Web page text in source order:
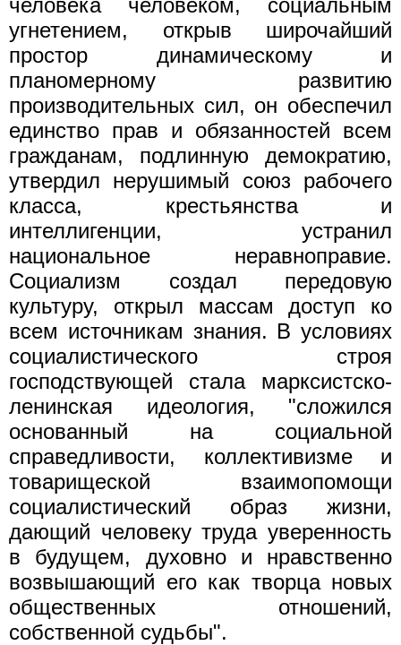
угнетением, открыв широчайший
простор динамическому и
планомерному развитию
производительных сил, он обеспечил
единство прав и обязанностей всем
гражданам, подлинную демократию,
утвердил нерушимый союз рабочего
класса, крестьянства и
интеллигенции, устранил
национальное неравноправие.
Социализм создал передовую
культуру, открыл массам доступ ко
всем источникам знания. В условиях
социалистического строя
господствующей стала марксистско-
ленинская идеология, "сложился
основанный на социальной
справедливости, коллективизме и
товарищеской взаимопомощи
социалистический образ жизни,
дающий человеку труда уверенность
в будущем, духовно и нравственно
возвышающий его как творца новых
общественных отношений,
собственной судьбы".